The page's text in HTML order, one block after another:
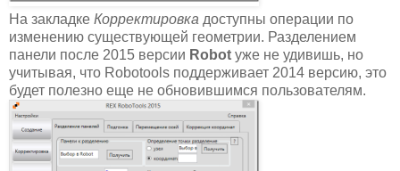
На закладке Корректировка доступны операции по
изменению существующей геометрии. Разделением
панели после 2015 версии Robot уже не удивишь, но
учитывая, что Robotools поддерживает 2014 версию, это
будет полезно еще не обновившимся пользователям.